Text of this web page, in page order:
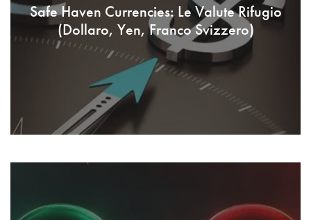
Safe Haven Currencies: Le Valute Rifugio
(Dollaro, Yen, Franco Svizzero)